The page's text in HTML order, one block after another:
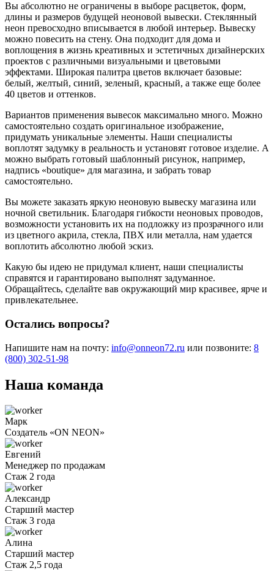
Вы абсолютно не ограничены в выборе расцветок, форм,
длины и размеров будущей неоновой вывески. Стеклянный
неон превосходно вписывается в любой интерьер. Вывеску
можно повесить на стену. Она подходит для дома и
воплощения в жизнь креативных и эстетичных дизайнерских
проектов с различными визуальными и цветовыми
эффектами. Широкая палитра цветов включает базовые:
белый, желтый, синий, зеленый, красный, а также еще более
40 цветов и оттенков.
Вариантов применения вывесок максимально много. Можно
самостоятельно создать оригинальное изображение,
придумать уникальные элементы. Наши специалисты
воплотят задумку в реальность и установят готовое изделие. А
можно выбрать готовый шаблонный рисунок, например,
надпись «boutique» для магазина, и забрать товар
самостоятельно.
Вы можете заказать яркую неоновую вывеску магазина или
ночной светильник. Благодаря гибкости неоновых проводов,
возможности установить их на подложку из прозрачного или
из цветного акрила, стекла, ПВХ или металла, нам удается
воплотить абсолютно любой эскиз.
Какую бы идею не придумал клиент, наши специалисты
справятся и гарантировано выполнят задуманное.
Обращайтесь, сделайте вав окружающий мир красивее, ярче и
привлекательнее.
Остались вопросы?
Напишите нам на почту: info@onneon72.ru или позвоните: 8
(800) 302-51-98
Наша команда
Марк
Cоздатель «ON NEON»
Евгений
Менеджер по продажам
Стаж 2 года
Александр
Старший мастер
Стаж 3 года
Алина
Старший мастер
Стаж 2,5 года